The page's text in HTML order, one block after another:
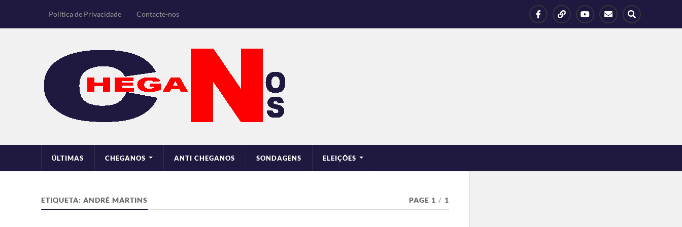
Política de Privacidade Contacte-nos
ÚLTIMAS CHEGANOS ANTI CHEGANOS SONDAGENS ELEIÇÕES
ETIQUETA: ANDRÉ MARTINS PAGE 1 / 1